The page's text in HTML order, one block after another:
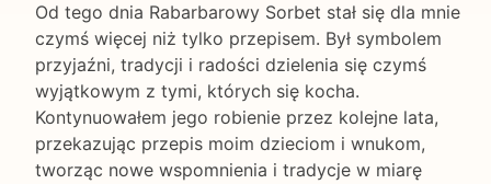
Od tego dnia Rabarbarowy Sorbet stał się dla mnie
czymś więcej niż tylko przepisem. Był symbolem
przyjaźni, tradycji i radości dzielenia się czymś
wyjątkowym z tymi, których się kocha.
Kontynuowałem jego robienie przez kolejne lata,
przekazując przepis moim dzieciom i wnukom,
tworząc nowe wspomnienia i tradycje w miarę